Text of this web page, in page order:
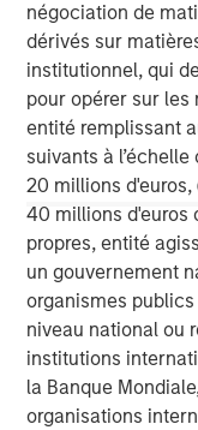
négociation de
dérivés sur
institutionnel, qui
pour opérer sur les
entité remplissant
suivants à
20 millions
40 millions d'euros
propres, entité
un gouvernement
organismes
niveau national ou
institutions
la Banque
organisations
About Fusion
Fusion, a leading
small, medium and
single source for
proprietary cloud
of leading edge
communications,
cloud computing.
solutions lower our
deliver new levels
speed of